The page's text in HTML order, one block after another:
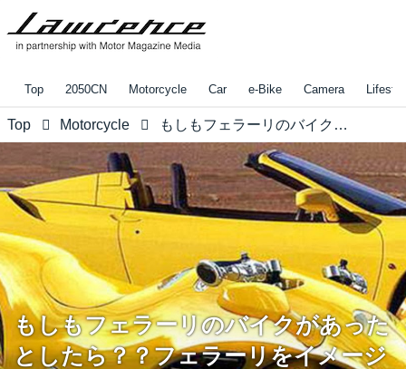
Top 2050CN Motorcycle Car e-Bike Camera
Top Motorcycle もしもフェラーリのバイクがあったとしたら？？フェラーリをイメージしてデザインされたコンセプトバイク！
もしもフェラーリのバイクがあった
としたら？？フェラーリをイメージ